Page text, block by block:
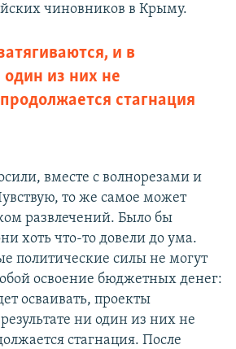
чиновников в Крыму.
и в
один из них не
стагнация
вместе с волнорезами и
то же самое может
развлечений. Было бы
хоть что-то довели до ума.
политические силы не могут
освоение бюджетных денег:
осваивать, проекты
ни один из них не
стагнация. После